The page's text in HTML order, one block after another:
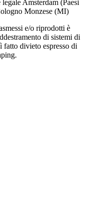
Amsterdam (Paesi
Monzese (MI)
e/o riprodotti è
di sistemi di
divieto espresso di